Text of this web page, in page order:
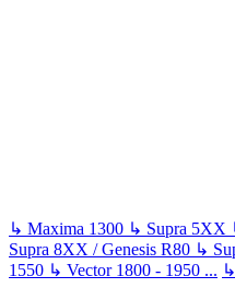
↳ Maxima 1300 ↳ Supra 5XX
Supra 8XX / Genesis R80 ↳
1550 ↳ Vector 1800 - 1950 ... ↳